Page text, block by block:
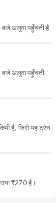
बजे अलुवा पहुँचती है
बजे अलुवा पहुँचती
है, जिसे यह ट्रेन
₹270 है।